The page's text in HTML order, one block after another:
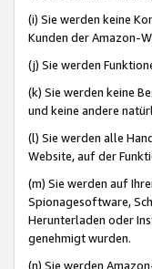
(i) Sie werden keine
Kunden der Amazon-
(j) Sie werden
(k) Sie werden keine
und keine andere
(l) Sie werden alle
Website, auf der
(m) Sie werden auf
Spionagesoftware,
Herunterladen oder
genehmigt wurden.
(n) Sie werden